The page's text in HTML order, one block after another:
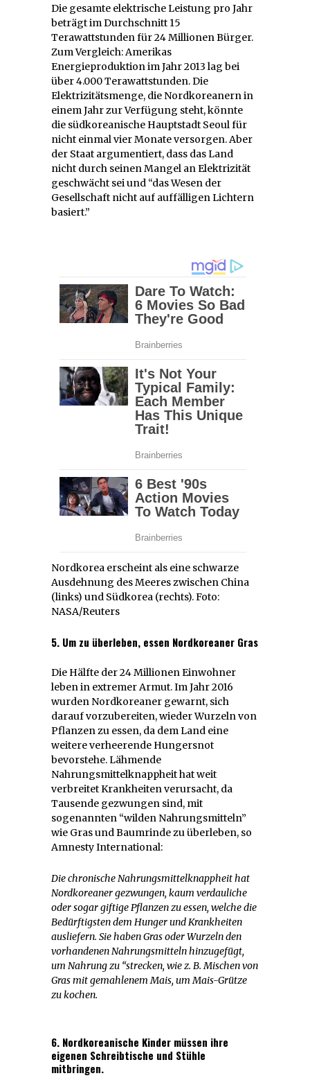
Die gesamte elektrische Leistung pro Jahr
beträgt im Durchschnitt 15
Terawattstunden für 24 Millionen Bürger.
Zum Vergleich: Amerikas
Energieproduktion im Jahr 2013 lag bei
über 4.000 Terawattstunden. Die
Elektrizitätsmenge, die Nordkoreanern in
einem Jahr zur Verfügung steht, könnte
die südkoreanische Hauptstadt Seoul für
nicht einmal vier Monate versorgen. Aber
der Staat argumentiert, dass das Land
nicht durch seinen Mangel an Elektrizität
geschwächt sei und “das Wesen der
Gesellschaft nicht auf auffälligen Lichtern
basiert.”
Nordkorea erscheint als eine schwarze
Ausdehnung des Meeres zwischen China
(links) und Südkorea (rechts). Foto:
NASA/Reuters
5. Um zu überleben, essen Nordkoreaner Gras
Die Hälfte der 24 Millionen Einwohner
leben in extremer Armut. Im Jahr 2016
wurden Nordkoreaner gewarnt, sich
darauf vorzubereiten, wieder Wurzeln von
Pflanzen zu essen, da dem Land eine
weitere verheerende Hungersnot
bevorstehe. Lähmende
Nahrungsmittelknappheit hat weit
verbreitet Krankheiten verursacht, da
Tausende gezwungen sind, mit
sogenannten “wilden Nahrungsmitteln”
wie Gras und Baumrinde zu überleben, so
Amnesty International:
Die chronische Nahrungsmittelknappheit hat
Nordkoreaner gezwungen, kaum verdauliche
oder sogar giftige Pflanzen zu essen, welche die
Bedürftigsten dem Hunger und Krankheiten
ausliefern. Sie haben Gras oder Wurzeln den
vorhandenen Nahrungsmitteln hinzugefügt,
um Nahrung zu “strecken, wie z. B.Mischen von
Gras mit gemahlenem Mais, um Mais-Grütze
zu kochen.
6. Nordkoreanische Kinder müssen ihre
eigenen Schreibtische und Stühle
mitbringen.